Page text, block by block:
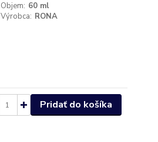
Objem: 60 ml
Výrobca: RONA
Pridať do košíka